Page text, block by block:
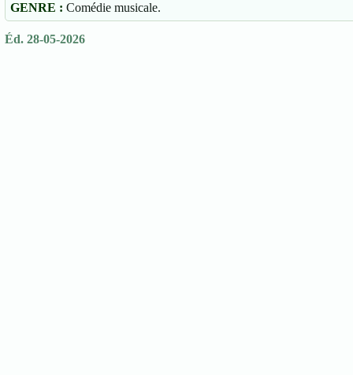
GENRE : Comédie musicale.
Éd. 28-05-2026